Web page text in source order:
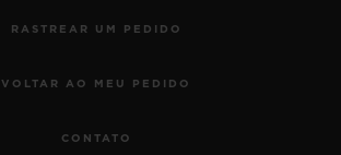
RASTREAR UM PEDIDO
VOLTAR AO MEU PEDIDO
CONTATO